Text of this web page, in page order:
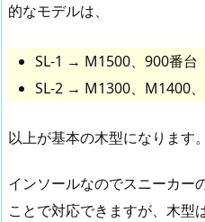
的なモデルは、
SL-1 → M1500、900番台
SL-2 → M1300、M1400
以上が基本の木型になります。
インソールなのでスニーカー
ことで対応できますが、木型